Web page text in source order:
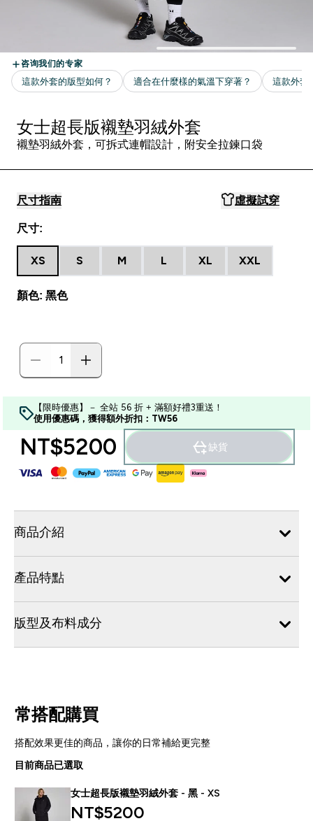
女士超長版襯墊羽絨外套
襯墊羽絨外套，可拆式連帽設計，附安全拉鍊口袋
尺寸指南 虛擬試穿
尺寸:
XS S M L XL XXL
顏色: 黑色
【限時優惠】－ 全站 56 折 + 滿額好禮3重送！
使用優惠碼，獲得額外折扣：TW56
NT$5200‎ 缺貨
商品介紹
產品特點
版型及布料成分
常搭配購買
搭配效果更佳的商品，讓你的日常補給更完整
目前商品已選取
女士超長版襯墊羽絨外套 - 黑 - XS
NT$5200‎